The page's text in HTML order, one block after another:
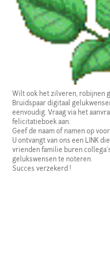
Wilt ook het zilveren, robijnen
Bruidspaar digitaal
eenvoudig. Vraag via het
felicitatieboek aan.
Geef de naam of namen op
U ontvangt van ons een LINK
vrienden familie buren
gelukswensen te noteren.
Succes verzekerd !